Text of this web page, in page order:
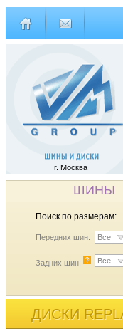
г. Москва
ШИНЫ
Поиск по размерам:
Передних шин: Все
Задних шин: ? Все
ДИСКИ